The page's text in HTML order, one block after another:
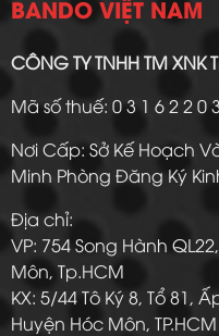
BANDO VIỆT NAM
CÔNG TY TNHH TM XNK
Mã số thuế: 0 3 1 6 2 2
Nơi Cấp: Sở Kế Hoạch
Minh Phòng Đăng Ký
Địa chỉ:
VP: 754 Song Hành
Môn, Tp.HCM
KX: 5/44 Tô Ký 8, Tổ 81,
Huyện Hóc Môn, TP.HCM